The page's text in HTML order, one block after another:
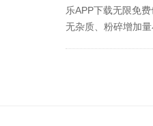
乐APP下载无限免费
无杂质、粉碎增